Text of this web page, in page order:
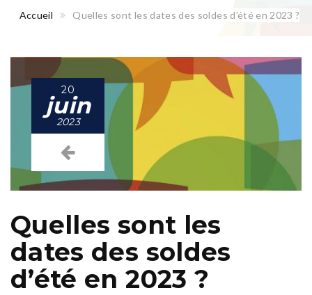
Accueil Quelles sont les dates des soldes d’été en 2023 ?
20
juin
2023
Quelles sont les
dates des soldes
d’été en 2023 ?